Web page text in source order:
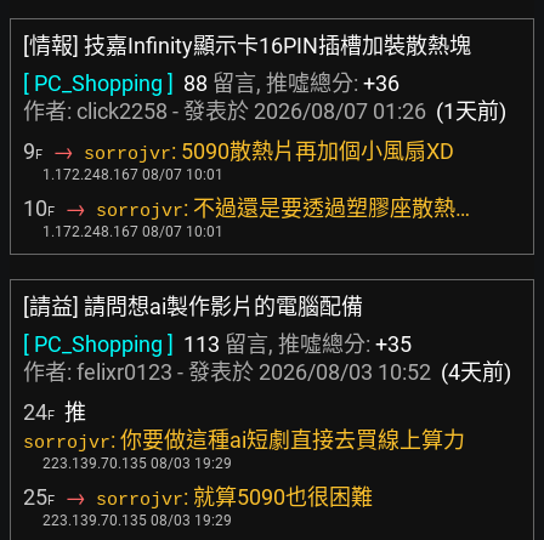
[情報] 技嘉Infinity顯示卡16PIN插槽加裝散熱塊
[ PC_Shopping ] 88 留言, 推噓總分: +36
作者: click2258 - 發表於 2026/08/07 01:26 (1天前)
9F → sorrojvr: 5090散熱片再加個小風扇XD
1.172.248.167 08/07 10:01
10F → sorrojvr: 不過還是要透過塑膠座散熱…
1.172.248.167 08/07 10:01
[請益] 請問想ai製作影片的電腦配備
[ PC_Shopping ] 113 留言, 推噓總分: +35
作者: felixr0123 - 發表於 2026/08/03 10:52 (4天前)
24F 推
sorrojvr: 你要做這種ai短劇直接去買線上算力
223.139.70.135 08/03 19:29
25F → sorrojvr: 就算5090也很困難
223.139.70.135 08/03 19:29